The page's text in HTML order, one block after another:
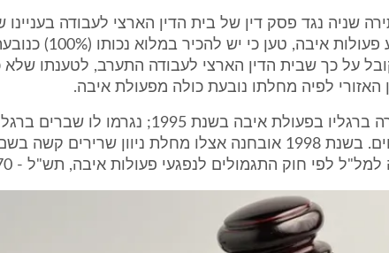
שניה נגד פסק דין של בית הדין הארצי לעבודה
העותר, נפגע פעולות איבה, טען
על כך שבית הדין הארצי לעבודה התערב, לטענתו שלא
האזורי לפיה מחלתו נובעת כולה מפעולת איבה.
2. העותר נורה ברגליו בפעולת איבה בשנת 1995;
לפי חוק התגמולים לנפגעי פעולות איבה, תש"ל - 1970.